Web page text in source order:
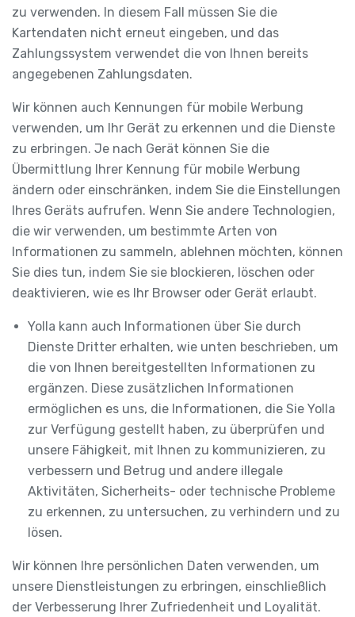
zu verwenden. In diesem Fall müssen Sie die
Kartendaten nicht erneut eingeben, und das
Zahlungssystem verwendet die von Ihnen bereits
angegebenen Zahlungsdaten.
Wir können auch Kennungen für mobile Werbung
verwenden, um Ihr Gerät zu erkennen und die Dienste
zu erbringen. Je nach Gerät können Sie die
Übermittlung Ihrer Kennung für mobile Werbung
ändern oder einschränken, indem Sie die Einstellungen
Ihres Geräts aufrufen. Wenn Sie andere Technologien,
die wir verwenden, um bestimmte Arten von
Informationen zu sammeln, ablehnen möchten, können
Sie dies tun, indem Sie sie blockieren, löschen oder
deaktivieren, wie es Ihr Browser oder Gerät erlaubt.
Yolla kann auch Informationen über Sie durch
Dienste Dritter erhalten, wie unten beschrieben, um
die von Ihnen bereitgestellten Informationen zu
ergänzen. Diese zusätzlichen Informationen
ermöglichen es uns, die Informationen, die Sie Yolla
zur Verfügung gestellt haben, zu überprüfen und
unsere Fähigkeit, mit Ihnen zu kommunizieren, zu
verbessern und Betrug und andere illegale
Aktivitäten, Sicherheits- oder technische Probleme
zu erkennen, zu untersuchen, zu verhindern und zu
lösen.
Wir können Ihre persönlichen Daten verwenden, um
unsere Dienstleistungen zu erbringen, einschließlich
der Verbesserung Ihrer Zufriedenheit und Loyalität.